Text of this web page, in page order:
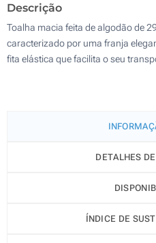
Outra :
Descrição
Toalha macia feita de algodão de
caracterizado por uma franja
fita elástica que facilita o seu
DETALHES
ÍNDICE DE